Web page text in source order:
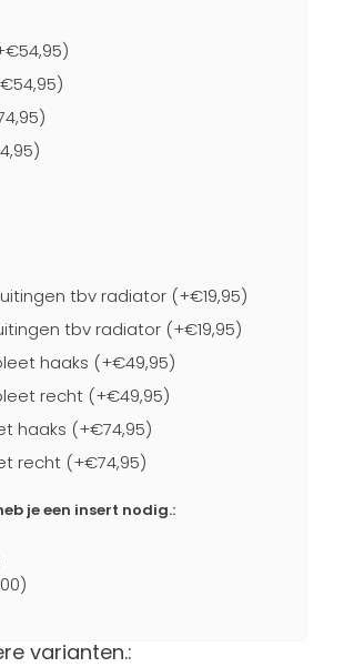
tbv radiator (+€19,95)
tbv radiator (+€19,95)
haaks (+€49,95)
recht (+€49,95)
haaks (+€74,95)
recht (+€74,95)
je een insert nodig.:
varianten.: